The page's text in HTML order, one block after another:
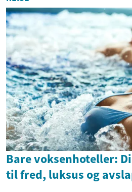
uten
Bare voksenhoteller:
til fred, luksus og